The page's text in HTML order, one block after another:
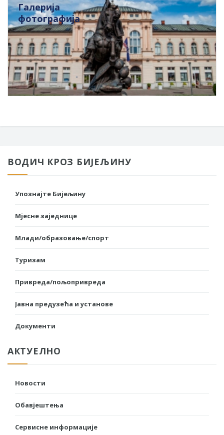
Галерија
фотографија
ВОДИЧ КРОЗ БИЈЕЉИНУ
Упознајте Бијељину
Мјесне заједнице
Млади/образовање/спорт
Туризам
Привреда/пољопривреда
Јавна предузећа и установе
Документи
АКТУЕЛНО
Новости
Обавјештења
Сервисне информације